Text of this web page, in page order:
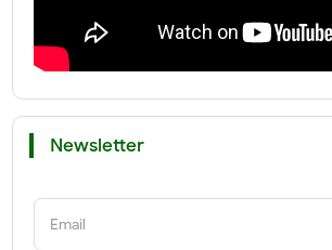
Newsletter
Email